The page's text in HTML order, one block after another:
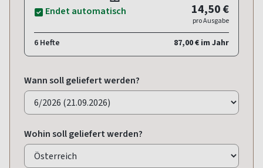
Endet automatisch 14,50 €
pro Ausgabe
6 Hefte 87,00 € im Jahr
Wann soll geliefert werden?
Wohin soll geliefert werden?